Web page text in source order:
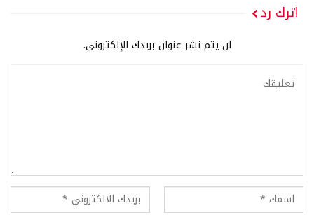
اترك رد
لن يتم نشر عنوان بريدك الإلكتروني.